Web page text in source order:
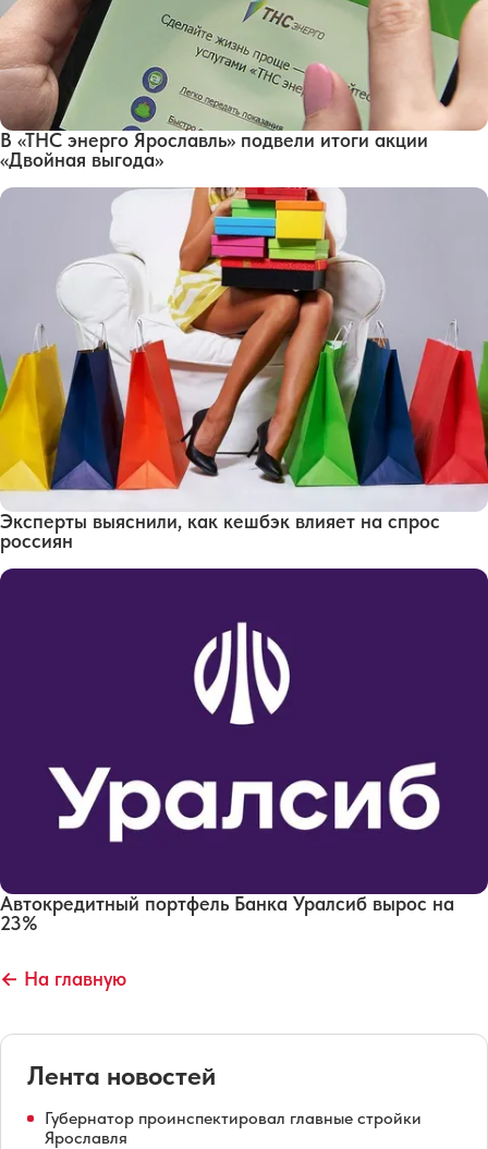
В «ТНС энерго Ярославль» подвели итоги акции
«Двойная выгода»
Эксперты выяснили, как кешбэк влияет на спрос
россиян
Автокредитный портфель Банка Уралсиб вырос на
23%
← На главную
Лента новостей
Губернатор проинспектировал главные стройки
Ярославля